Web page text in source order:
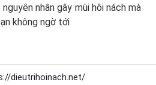
nguyên nhân gây mùi hôi nách mà
không ngờ tới
dieutrihoinach.net/